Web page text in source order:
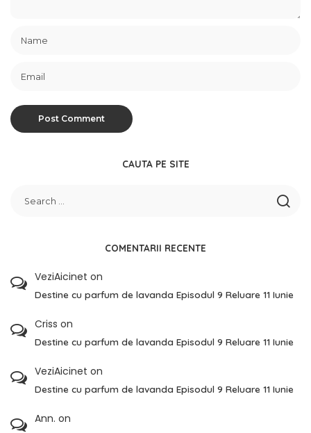
CAUTA PE SITE
COMENTARII RECENTE
VeziAicinet on
Destine cu parfum de lavanda Episodul 9 Reluare 11 Iunie
Criss on
Destine cu parfum de lavanda Episodul 9 Reluare 11 Iunie
VeziAicinet on
Destine cu parfum de lavanda Episodul 9 Reluare 11 Iunie
Ann. on